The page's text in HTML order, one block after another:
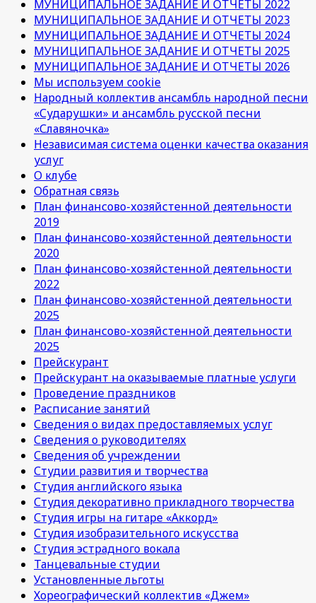
МУНИЦИПАЛЬНОЕ ЗАДАНИЕ И ОТЧЕТЫ 2022
МУНИЦИПАЛЬНОЕ ЗАДАНИЕ И ОТЧЕТЫ 2023
МУНИЦИПАЛЬНОЕ ЗАДАНИЕ И ОТЧЕТЫ 2024
МУНИЦИПАЛЬНОЕ ЗАДАНИЕ И ОТЧЕТЫ 2025
МУНИЦИПАЛЬНОЕ ЗАДАНИЕ И ОТЧЕТЫ 2026
Мы используем cookie
Народный коллектив ансамбль народной песни
«Сударушки» и ансамбль русской песни
«Славяночка»
Независимая система оценки качества оказания
услуг
О клубе
Обратная связь
План финансово-хозяйстенной деятельности
2019
План финансово-хозяйстенной деятельности
2020
План финансово-хозяйстенной деятельности
2022
План финансово-хозяйстенной деятельности
2025
План финансово-хозяйстенной деятельности
2025
Прейскурант
Прейскурант на оказываемые платные услуги
Проведение праздников
Расписание занятий
Сведения о видах предоставляемых услуг
Сведения о руководителях
Сведения об учреждении
Студии развития и творчества
Студия английского языка
Студия декоративно прикладного творчества
Студия игры на гитаре «Аккорд»
Студия изобразительного искусства
Студия эстрадного вокала
Танцевальные студии
Установленные льготы
Хореографический коллектив «Джем»